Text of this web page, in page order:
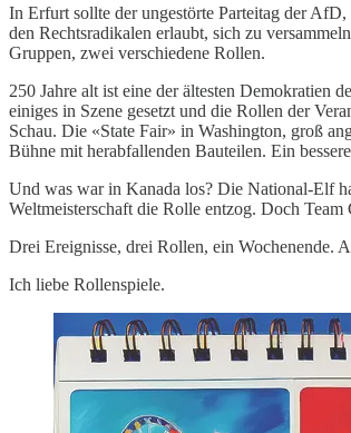
In Erfurt sollte der ungestörte Parteitag der
den Rechtsradikalen erlaubt, sich zu
Gruppen, zwei verschiedene Rollen.
250 Jahre alt ist eine der ältesten Demokratien
einiges in Szene gesetzt und die Rollen der
Schau. Die «State Fair» in Washington, groß
Bühne mit herabfallenden Bauteilen. Ein
Und was war in Kanada los? Die National-Elf
Weltmeisterschaft die Rolle entzog. Doch
Drei Ereignisse, drei Rollen, ein Wochenende.
Ich liebe Rollenspiele.